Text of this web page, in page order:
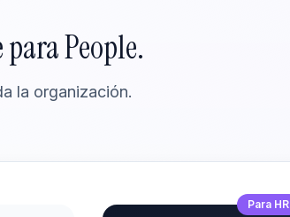
People.
la organización.
Para HR